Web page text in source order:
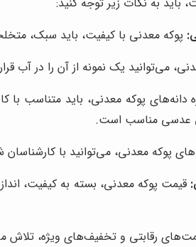
پوکه معدنی با کیفیت، باید سبک،
می‌توانید یک نمونه از آن را در آب
دانه‌های پوکه معدنی، باید متناسب
عدسی مناسب است.
پوکه معدنی، می‌توانید با
قیمت پوکه معدنی، بسته به کیفیت،
رقابتی و تخفیف‌های ویژه، تلاش